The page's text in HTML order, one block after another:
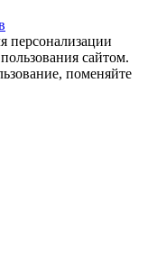
персонализации
сайтом.
поменяйте